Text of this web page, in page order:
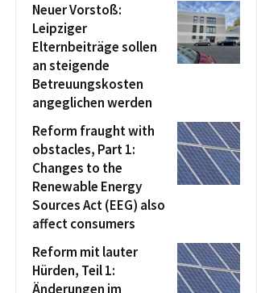
Neuer Vorstoß:
Leipziger
Elternbeiträge sollen
an steigende
Betreuungskosten
angeglichen werden
Reform fraught with
obstacles, Part 1:
Changes to the
Renewable Energy
Sources Act (EEG) also
affect consumers
Reform mit lauter
Hürden, Teil 1:
Änderungen im